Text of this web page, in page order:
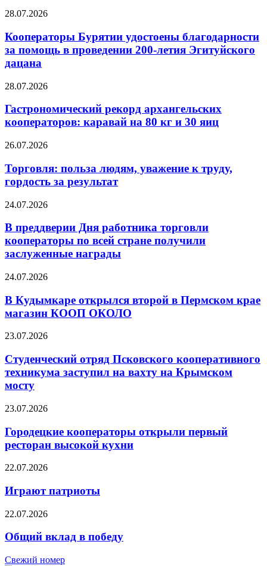
28.07.2026
Кооператоры Бурятии удостоены благодарности
за помощь в проведении 200-летия Эгитуйского
дацана
28.07.2026
Гастрономический рекорд архангельских
кооператоров: каравай на 80 кг и 30 яиц
26.07.2026
Торговля: польза людям, уважение к труду,
гордость за результат
24.07.2026
В преддверии Дня работника торговли
кооператоры по всей стране получили
заслуженные награды
24.07.2026
В Кудымкаре открылся второй в Пермском крае
магазин КООП ОКОЛО
23.07.2026
Студенческий отряд Псковского кооперативного
техникума заступил на вахту на Крымском
мосту
23.07.2026
Городецкие кооператоры открыли первый
ресторан высокой кухни
22.07.2026
Играют патриоты
22.07.2026
Общий вклад в победу
Свежий номер